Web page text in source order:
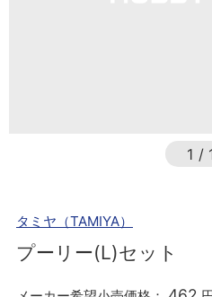
1 /
タミヤ（TAMIYA）
プーリー(L)セット